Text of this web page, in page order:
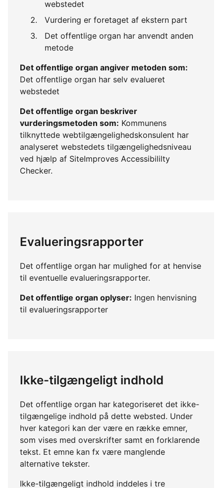
webstedet
Vurdering er foretaget af ekstern part
Det offentlige organ har anvendt anden
metode
Det offentlige organ angiver metoden som:
Det offentlige organ har selv evalueret
webstedet
Det offentlige organ beskriver
vurderingsmetoden som: Kommunens
tilknyttede webtilgængelighedskonsulent har
analyseret webstedets tilgængelighedsniveau
ved hjælp af SiteImproves Accessibililty
Checker.
Evalueringsrapporter
Det offentlige organ har mulighed for at henvise
til eventuelle evalueringsrapporter.
Det offentlige organ oplyser: Ingen henvisning
til evalueringsrapporter
Ikke-tilgængeligt indhold
Det offentlige organ har kategoriseret det ikke-
tilgængelige indhold på dette websted. Under
hver kategori kan der være en række emner,
som vises med overskrifter samt en forklarende
tekst. Et emne kan fx være manglende
alternative tekster.
Ikke-tilgængeligt indhold inddeles i tre